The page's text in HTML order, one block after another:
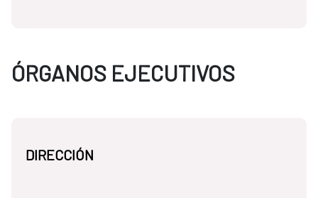
ÓRGANOS EJECUTIVOS
DIRECCIÓN